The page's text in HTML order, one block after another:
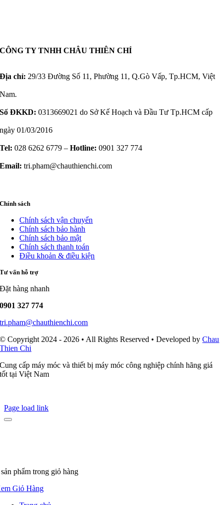
CÔNG TY TNHH CHÂU THIÊN CHÍ
Địa chỉ: 29/33 Đường Số 11, Phường 11, Q.Gò Vấp, Tp.HCM, Việt
Nam.
Số ĐKKD: 0313669021 do Sở Kế Hoạch và Đầu Tư Tp.HCM cấp
ngày 01/03/2016
Tel: 028 6262 6779 –Hotline: 0901 327 774
Email: tri.pham@chauthienchi.com
Chính sách
Chính sách vận chuyển
Chính sách bảo hành
Chính sách bảo mật
Chính sách thanh toán
Điều khoản & điều kiện
Tư vấn hỗ trợ
Đặt hàng nhanh
0901 327 774
tri.pham@chauthienchi.com
© Copyright 2024 - 2026 • All Rights Reserved • Developed byChau
Thien Chi
Cung cấp máy móc và thiết bị máy móc công nghiệp chính hãng giá
tốt tại Việt Nam
Page load link
phẩm trong giỏ hàng
Giỏ Hàng